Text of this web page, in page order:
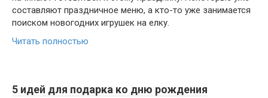
составляют праздничное меню, а кто-то уже занимается
поиском новогодних игрушек на елку.
Читать полностью
5 идей для подарка ко дню рождения